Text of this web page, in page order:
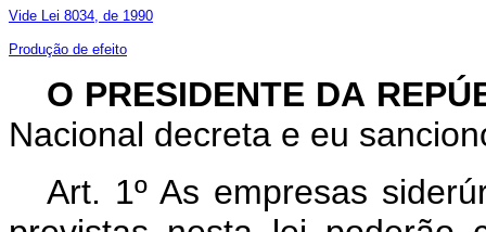
Vide Lei 8034, de 1990
Produção de efeito
O PRESIDENTE DA
Nacional decreta e eu
Art. 1º As empresas